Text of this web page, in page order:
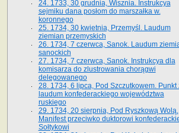
24. 1733, 30 grudnia, Wisznia. Instrukcya
sejmiku dana posłom do marszałka w.
koronnego
25. 1734, 30 kwietnia, Przemyśl. Laudum
ziemian przemyskich
26. 1734, 7 czerwca, Sanok. Laudum
sanockich
27. 1734, 7 czerwca, Sanok. Instrukcya dla
komisarza do zlustrowania chorągwi
delegowanego
28. 1734, 6 lipca, Pod Szczutkowem. Punkt
laudum konfederackiego województwa
ruskiego
29. 1734, 20 sierpnia, Pod Ryszkową Wolą.
Manifest przeciwko duktorowi
Sołtykowi